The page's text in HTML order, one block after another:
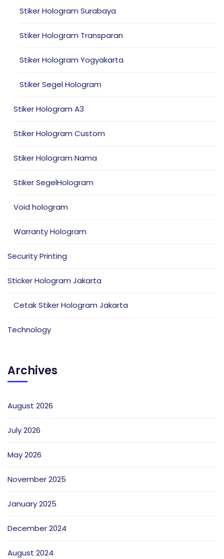
Stiker Hologram Surabaya
Stiker Hologram Transparan
Stiker Hologram Yogyakarta
Stiker Segel Hologram
Stiker Hologram A3
Stiker Hologram Custom
Stiker Hologram Nama
Stiker SegelHologram
Void hologram
Warranty Hologram
Security Printing
Sticker Hologram Jakarta
Cetak Stiker Hologram Jakarta
Technology
Archives
August 2026
July 2026
May 2026
November 2025
January 2025
December 2024
August 2024